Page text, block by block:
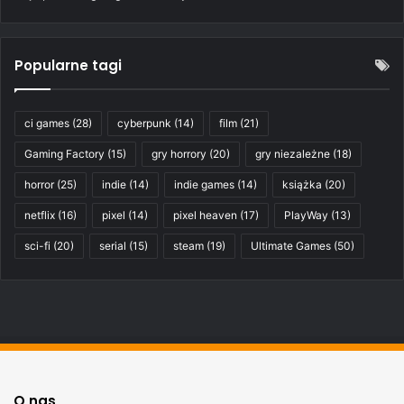
Popularne tagi
ci games (28) cyberpunk (14) film (21)
Gaming Factory (15) gry horrory (20) gry niezależne (18)
horror(25) indie (14) indie games (14) książka (20)
netflix (16) pixel (14) pixel heaven (17) PlayWay (13)
sci-fi (20) serial (15) steam (19) Ultimate Games (50)